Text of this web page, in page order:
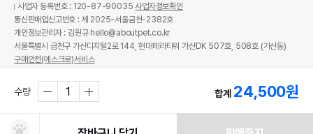
수량 합계 24,500원
사업자 등록번호 : 120-87-90035사업자정보확인
통신판매업신고번호 : 제 2025-서울금천-2382호
개인정보관리자 : 김원규 hello@aboutpet.co.kr
서울특별시 금천구 가산디지털2로 144, 현대테라타워 가산DK 507호, 508호 (가산동)
구매안전(에스크로)서비스